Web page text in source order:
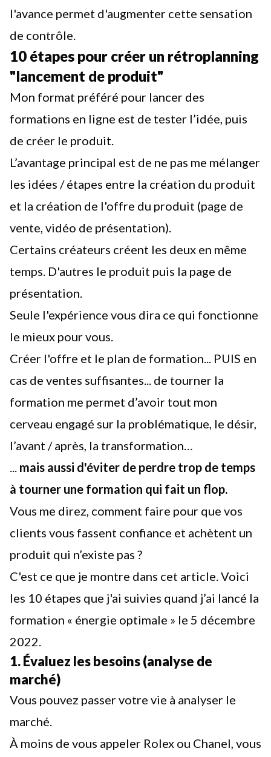
l'avance permet d'augmenter cette sensation
de contrôle.
10 étapes pour créer un rétroplanning
"lancement de produit"
Mon format préféré pour lancer des
formations en ligne est de tester l’idée, puis
de créer le produit.
L’avantage principal est de ne pas me mélanger
les idées / étapes entre la création du produit
et la création de l'offre du produit (page de
vente, vidéo de présentation).
Certains créateurs créent les deux en même
temps. D'autres le produit puis la page de
présentation.
Seule l'expérience vous dira ce qui fonctionne
le mieux pour vous.
Créer l'offre et le plan de formation... PUIS en
cas de ventes suffisantes... de tourner la
formation me permet d’avoir tout mon
cerveau engagé sur la problématique, le désir,
l’avant / après, la transformation…
mais aussi d'éviter de perdre trop de temps
à tourner une formation qui fait un flop.
Vous me direz, comment faire pour que vos
clients vous fassent confiance et achètent un
produit qui n’existe pas ?
C'est ce que je montre dans cet article. Voici
les 10 étapes que j'ai suivies quand j’ai lancé la
formation « énergie optimale » le 5 décembre
2022.
1. Évaluez les besoins (analyse de
marché)
Vous pouvez passer votre vie à analyser le
marché.
À moins de vous appeler Rolex ou Chanel, vous